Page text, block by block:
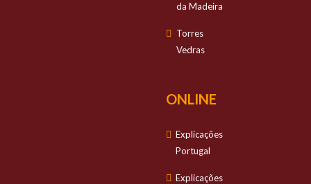
da Madeira
Torres
Vedras
ONLINE
Explicações
Portugal
Explicações